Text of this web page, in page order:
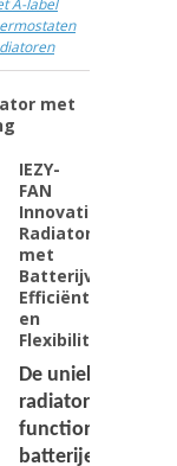
met
IEZY-
FAN
Innovatieve
Radiatorventilator
met
Batterijvoeding:
Efficiëntie
en
Flexibiliteit
De unieke
functioneert op
batterijen heeft